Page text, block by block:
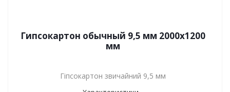
Гипсокартон обычный 9,5 мм 2000x1200
мм
Гіпсокартон звичайний 9,5 мм